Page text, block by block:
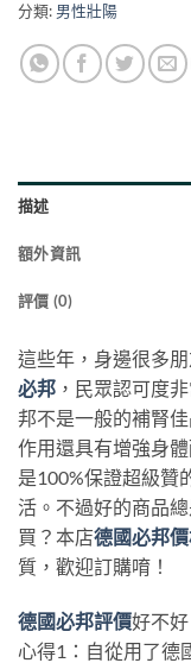
分類: 男性壯陽
描述
額外資訊
評價 (0)
這些年，身邊很多
必邦 ，民眾認可度
邦不是一般的補腎
作用還具有增強身
是100%保證超級贊
活。不過好的商品
買？本店德國必邦
質，歡迎訂購唷！
德國必邦評價好不
心得1：自從用了德